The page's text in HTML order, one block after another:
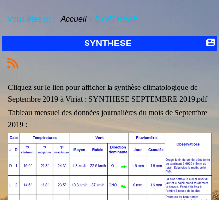
Vous êtes ici : Accueil » SYNTHESE
SYNTHESE
Cliquez sur le lien pour afficher la synthèse climatologique de
Septembre 2019 à Viriat : SYNTHESE SEPTEMBRE 2019.pdf
Tableau mensuel des données journalières du mois de Septembre
2019 :